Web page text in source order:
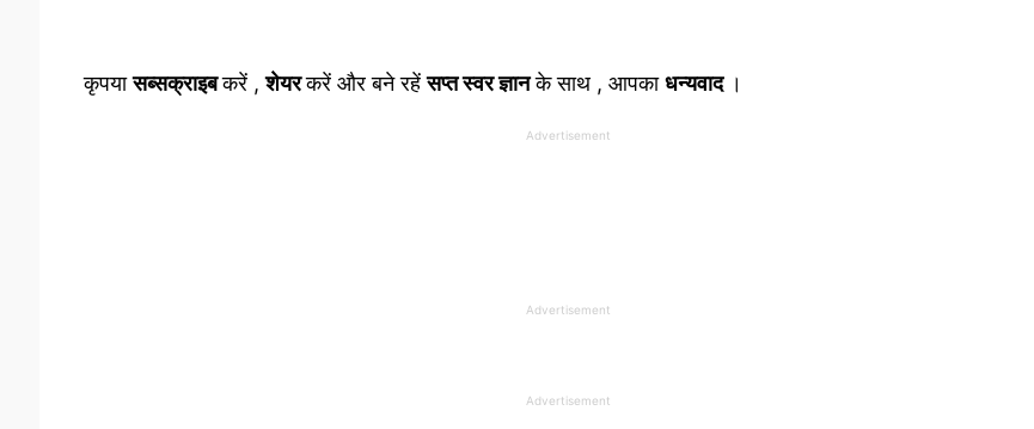
कृपयासब्सक्राइबकरें ,शेयरकरें और बने रहेंसप्त स्वर ज्ञानके साथ , आपकाधन्यवाद ।
Advertisement
Advertisement
Advertisement